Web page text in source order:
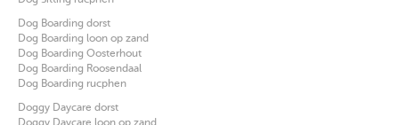
Dog Boarding dorst
Dog Boarding loon op zand
Dog Boarding Oosterhout
Dog Boarding Roosendaal
Dog Boarding rucphen
Doggy Daycare dorst
Doggy Daycare loon op zand